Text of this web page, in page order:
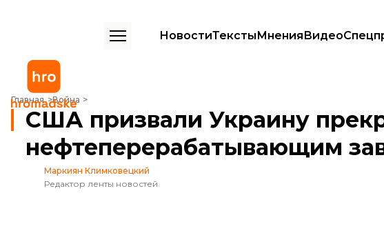
НовостиТекстыМненияВидео
Главная Война
США призвали Украину прекратить удары по российским нефтеперерабатывающим
США призвали Украину
нефтеперерабатывающим
Маркиян Климковецкий
Редактор ленты новостей